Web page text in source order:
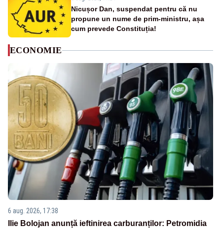
Nicușor Dan, suspendat pentru că nu
propune un nume de prim-ministru, așa
cum prevede Constituția!
ECONOMIE
6 aug. 2026, 17:38
Ilie Bolojan anunță ieftinirea carburanților: Petromidia